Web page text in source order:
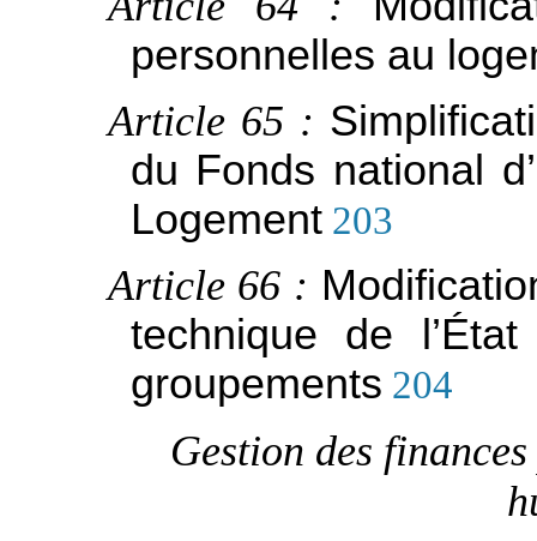
personnelles au
Article 65 :
du Fonds national
Logement203
Article 66 :
technique de
groupements 204
Gestion des